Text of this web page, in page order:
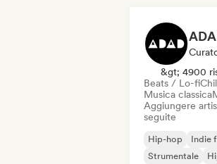
&gt; 4900
Beats / Lo-fi
Musica classica
Aggiungere
seguite
Hip-hop Indie
Strumentale